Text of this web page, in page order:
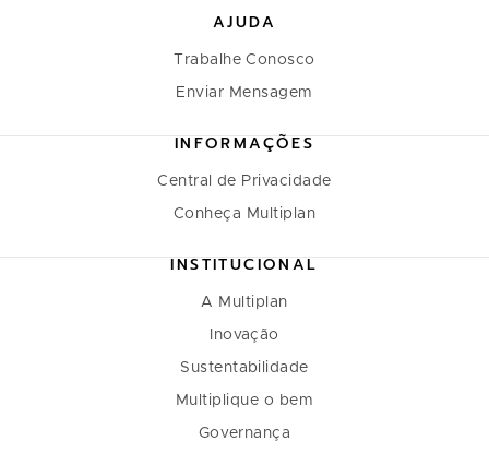
AJUDA
Trabalhe Conosco
Enviar Mensagem
INFORMAÇÕES
Central de Privacidade
Conheça Multiplan
INSTITUCIONAL
A Multiplan
Inovação
Sustentabilidade
Multiplique o bem
Governança